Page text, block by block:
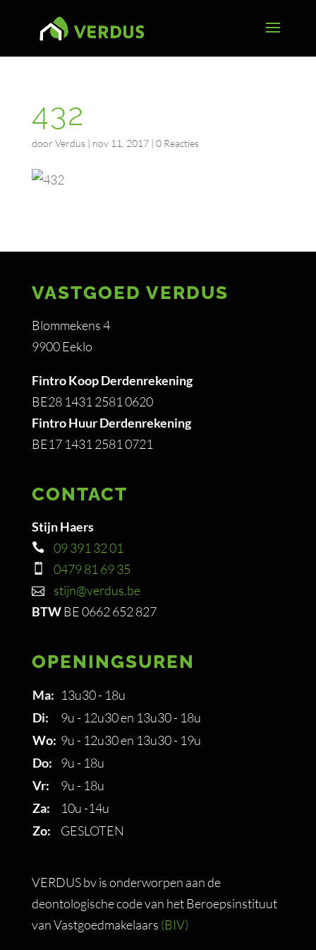
432
door Verdus| nov 11, 2017| 0 Reacties
VASTGOED VERDUS
Blommekens 4
9900 Eeklo
Fintro Koop Derdenrekening
BE28 1431 2581 0620
Fintro Huur Derdenrekening
BE17 1431 2581 0721
CONTACT
Stijn Haers
09 391 32 01
0479 81 69 35
stijn@verdus.be
BTWBE 0662 652 827
OPENINGSUREN
Ma: 13u30 - 18u
Di:
9u - 12u30 en 13u30 - 18u
Wo: 9u - 12u30 en 13u30 - 19u
Do:
9u - 18u
Vr:
9u - 18u
Za:
10u -14u
Zo:
GESLOTEN
VERDUS bv is onderworpen aan de
deontologische code van het Beroepsinstituut
van Vastgoedmakelaars (BIV)